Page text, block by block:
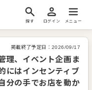
探す ログイン メニュー
掲載終了予定日： 2026/09/17
理、イベント企画ま
にはインセンティブ
分の手でお店を動か